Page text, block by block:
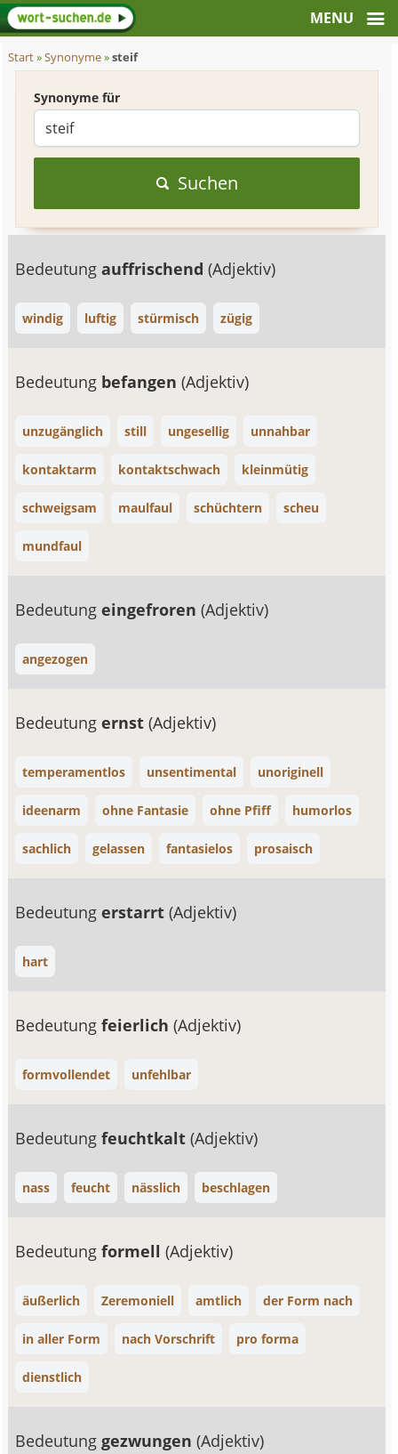
Start»Synonyme»steif
Synonyme für
Suchen
Bedeutungauffrischend(Adjektiv)
windig luftig stürmisch zügig
Bedeutung befangen(Adjektiv)
unzugänglich still ungesellig unnahbar
kontaktarm kontaktschwach kleinmütig
schweigsam maulfaul schüchtern scheu
mundfaul
Bedeutungeingefroren(Adjektiv)
angezogen
Bedeutungernst(Adjektiv)
temperamentlos unsentimental unoriginell
ideenarm ohne Fantasie ohne Pfiff humorlos
sachlich gelassen fantasielos prosaisch
Bedeutungerstarrt(Adjektiv)
hart
Bedeutungfeierlich(Adjektiv)
formvollendet unfehlbar
Bedeutungfeuchtkalt(Adjektiv)
nass feucht nässlich beschlagen
Bedeutungformell(Adjektiv)
äußerlich Zeremoniell amtlich der Form nach
in aller Form nach Vorschrift pro forma
dienstlich
Bedeutunggezwungen(Adjektiv)